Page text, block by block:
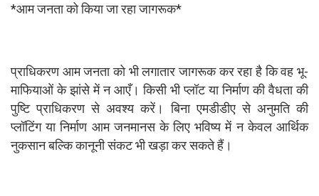
*आम जनता को किया जा रहा जागरूक*
प्राधिकरण आम जनता को भी लगातार जागरूक कर रहा है कि वह भू-
माफियाओं के झांसे में न आएँ। किसी भी प्लॉट या निर्माण की वैधता की
पुष्टि प्राधिकरण से अवश्य करें। बिना एमडीडीए से अनुमति की
प्लॉटिंग या निर्माण आम जनमानस के लिए भविष्य में न केवल आर्थिक
नुकसान बल्कि कानूनी संकट भी खड़ा कर सकते हैं।